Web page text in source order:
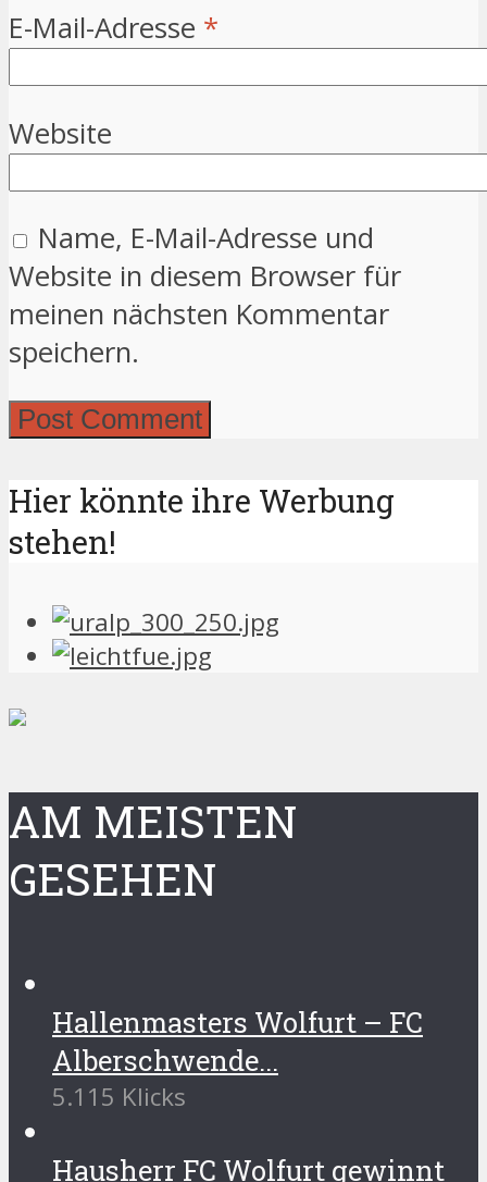
E-Mail-Adresse *
Website
Name, E-Mail-Adresse und
Website in diesem Browser für
meinen nächsten Kommentar
speichern.
Hier könnte ihre Werbung
stehen!
AM MEISTEN
GESEHEN
Hallenmasters Wolfurt – FC
Alberschwende...
5.115 Klicks
Hausherr FC Wolfurt gewinnt